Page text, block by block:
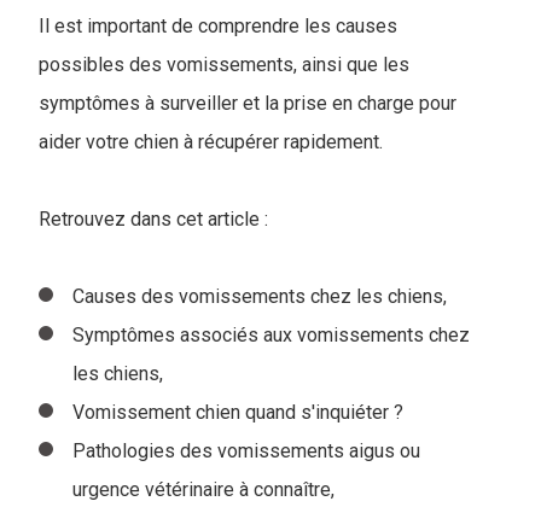
Il est important de comprendre les causes
possibles des vomissements, ainsi que les
symptômes à surveiller et la prise en charge pour
aider votre chien à récupérer rapidement.
Retrouvez dans cet article :
Causes des vomissements chez les chiens,
Symptômes associés aux vomissements chez
les chiens,
Vomissement chien quand s'inquiéter ?
Pathologies des vomissements aigus ou
urgence vétérinaire à connaître,